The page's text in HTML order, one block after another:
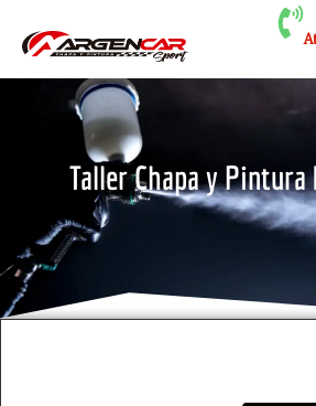
Taller Chapa y Pintura